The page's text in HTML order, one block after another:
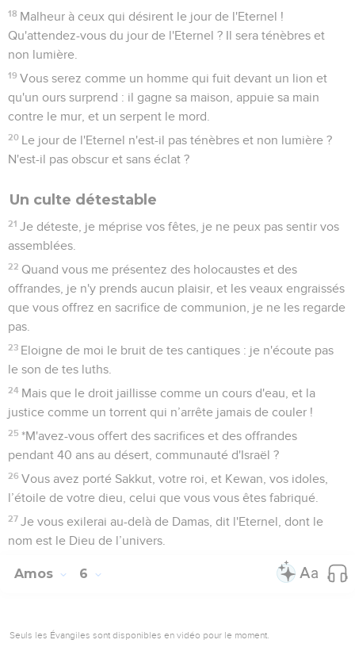
18 Malheur à ceux qui désirent le jour de l'Eternel !
Qu'attendez-vous du jour de l'Eternel ? Il sera ténèbres et
non lumière.
19 Vous serez comme un homme qui fuit devant un lion et
qu'un ours surprend : il gagne sa maison, appuie sa main
contre le mur, et un serpent le mord.
20 Le jour de l'Eternel n'est-il pas ténèbres et non lumière ?
N'est-il pas obscur et sans éclat ?
Un culte détestable
21 Je déteste, je méprise vos fêtes, je ne peux pas sentir vos
assemblées.
22 Quand vous me présentez des holocaustes et des
offrandes, je n'y prends aucun plaisir, et les veaux engraissés
que vous offrez en sacrifice de communion, je ne les regarde
pas.
23 Eloigne de moi le bruit de tes cantiques : je n'écoute pas
le son de tes luths.
24 Mais que le droit jaillisse comme un cours d'eau, et la
justice comme un torrent qui n’arrête jamais de couler !
25 *M'avez-vous offert des sacrifices et des offrandes
pendant 40 ans au désert, communauté d'Israël ?
26 Vous avez porté Sakkut, votre roi, et Kewan, vos idoles,
l’étoile de votre dieu, celui que vous vous êtes fabriqué.
27 Je vous exilerai au-delà de Damas, dit l'Eternel, dont le
nom est le Dieu de l’univers.
Amos 6
Seuls les Évangiles sont disponibles en vidéo pour le moment.